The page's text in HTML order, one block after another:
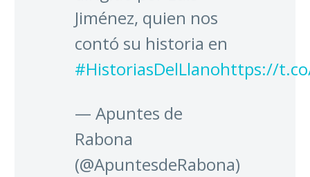
Jiménez, quien nos
contó su historia en
#HistoriasDelLlanohttps://
— Apuntes de
Rabona
(@ApuntesdeRabona)